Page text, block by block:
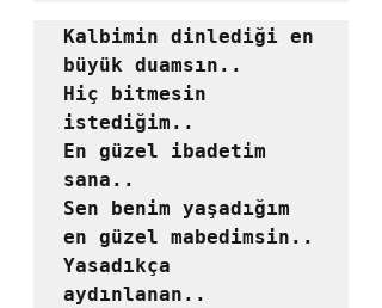
Kalbimin dinlediği en
büyük duamsın..
Hiç bitmesin
istediğim..
En güzel ibadetim
sana..
Sen benim yaşadığım
en güzel mabedimsin..
Yasadıkça
aydınlanan..